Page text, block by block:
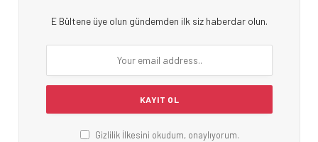
E Bültene üye olun gündemden ilk siz haberdar olun.
Gizlilik İlkesini okudum, onaylıyorum.